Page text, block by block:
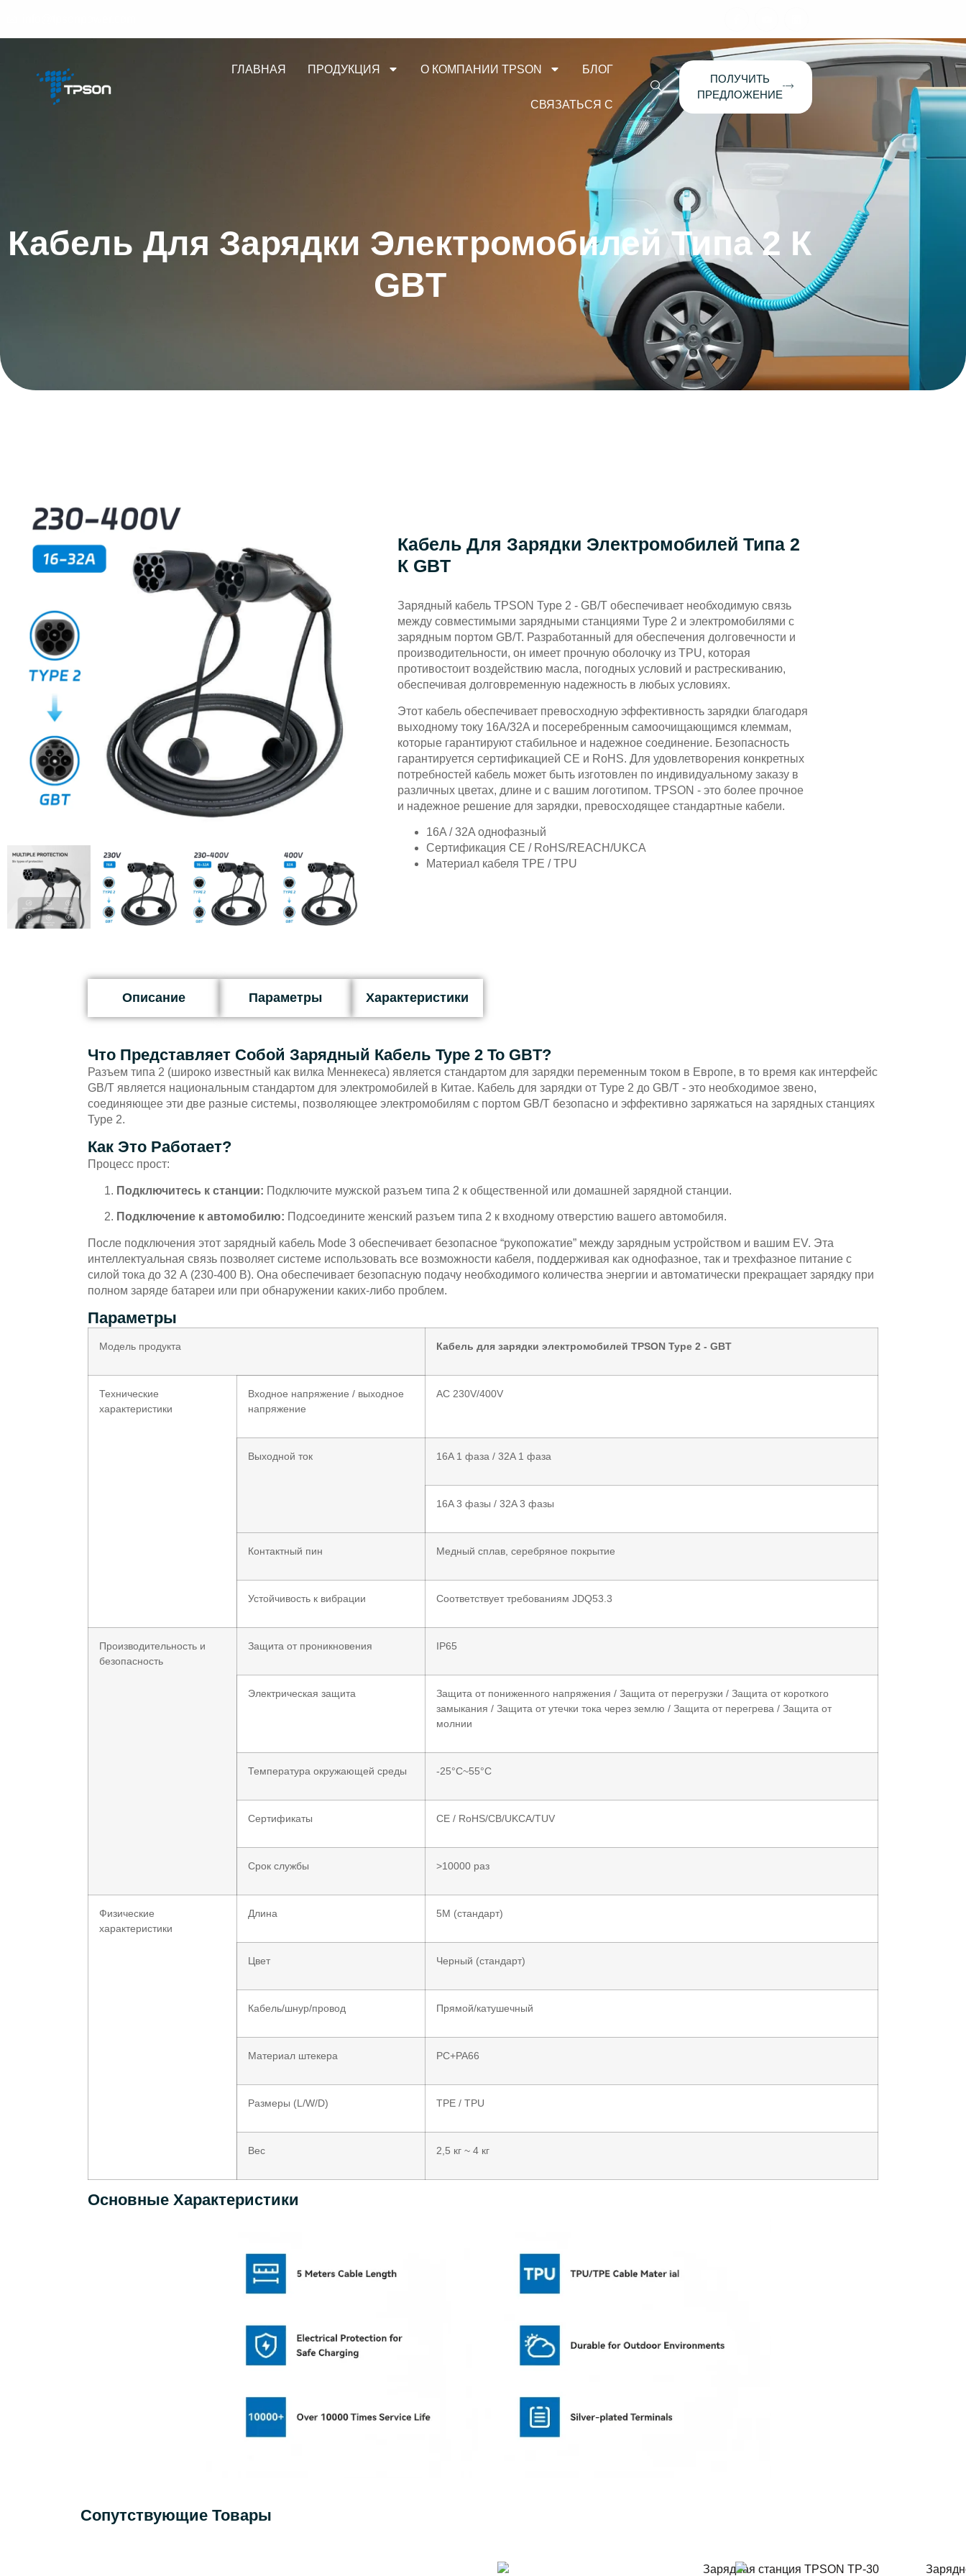
ГЛАВНАЯ ПРОДУКЦИЯ О КОМПАНИИ TPSON БЛОГ
СВЯЗАТЬСЯ С
ПОЛУЧИТЬ
ПРЕДЛОЖЕНИЕ
Кабель Для Зарядки Электромобилей Типа 2 К
GBT
Кабель Для Зарядки Электромобилей Типа 2
К GBT
Зарядный кабель TPSON Type 2 - GB/T обеспечивает необходимую связь
между совместимыми зарядными станциями Type 2 и электромобилями с
зарядным портом GB/T. Разработанный для обеспечения долговечности и
производительности, он имеет прочную оболочку из TPU, которая
противостоит воздействию масла, погодных условий и растрескиванию,
обеспечивая долговременную надежность в любых условиях.
Этот кабель обеспечивает превосходную эффективность зарядки благодаря
выходному току 16A/32A и посеребренным самоочищающимся клеммам,
которые гарантируют стабильное и надежное соединение. Безопасность
гарантируется сертификацией CE и RoHS. Для удовлетворения конкретных
потребностей кабель может быть изготовлен по индивидуальному заказу в
различных цветах, длине и с вашим логотипом. TPSON - это более прочное
и надежное решение для зарядки, превосходящее стандартные кабели.
16A / 32A однофазный
Сертификация CE / RoHS/REACH/UKCA
Материал кабеля TPE / TPU
Описание Параметры Характеристики
Что Представляет Собой Зарядный Кабель Type 2 To GBT?
Разъем типа 2 (широко известный как вилка Меннекеса) является стандартом для зарядки переменным током в Европе, в то время как интерфейс
GB/T является национальным стандартом для электромобилей в Китае. Кабель для зарядки от Type 2 до GB/T - это необходимое звено,
соединяющее эти две разные системы, позволяющее электромобилям с портом GB/T безопасно и эффективно заряжаться на зарядных станциях
Type 2.
Как Это Работает?
Процесс прост:
Подключитесь к станции: Подключите мужской разъем типа 2 к общественной или домашней зарядной станции.
Подключение к автомобилю: Подсоедините женский разъем типа 2 к входному отверстию вашего автомобиля.
После подключения этот зарядный кабель Mode 3 обеспечивает безопасное “рукопожатие” между зарядным устройством и вашим EV. Эта
интеллектуальная связь позволяет системе использовать все возможности кабеля, поддерживая как однофазное, так и трехфазное питание с
силой тока до 32 А (230-400 В). Она обеспечивает безопасную подачу необходимого количества энергии и автоматически прекращает зарядку при
полном заряде батареи или при обнаружении каких-либо проблем.
Параметры
Модель продукта Кабель для зарядки электромобилей TPSON Type 2 - GBT
Технические
характеристики
Входное напряжение / выходное
напряжение
AC 230V/400V
Выходной ток 16A 1 фаза / 32A 1 фаза
16A 3 фазы / 32A 3 фазы
Контактный пин Медный сплав, серебряное покрытие
Устойчивость к вибрации Соответствует требованиям JDQ53.3
Производительность и
безопасность
Защита от проникновения IP65
Электрическая защита
Защита от пониженного напряжения / Защита от перегрузки / Защита от короткого
замыкания / Защита от утечки тока через землю / Защита от перегрева / Защита от
молнии
Температура окружающей среды -25°C~55°C
Сертификаты CE / RoHS/CB/UKCA/TUV
Срок службы >10000 раз
Физические
характеристики
Длина 5M (стандарт)
Цвет Черный (стандарт)
Кабель/шнур/провод Прямой/катушечный
Материал штекера PC+PA66
Размеры (L/W/D) TPE / TPU
Вес 2,5 кг ~ 4 кг
Основные Характеристики
Сопутствующие Товары